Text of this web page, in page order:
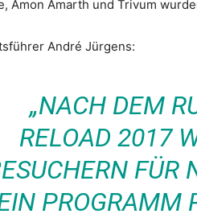
Amon Amarth und Trivum
André Jürgens:
„NACH DEM
RELOAD 2017
FÜR
PROGRAMM